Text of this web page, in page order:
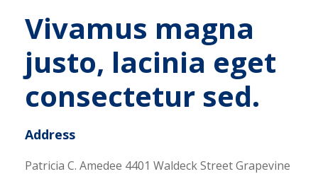
Vivamus magna
justo, lacinia eget
consectetur sed.
Address
Patricia C. Amedee 4401 Waldeck Street Grapevine